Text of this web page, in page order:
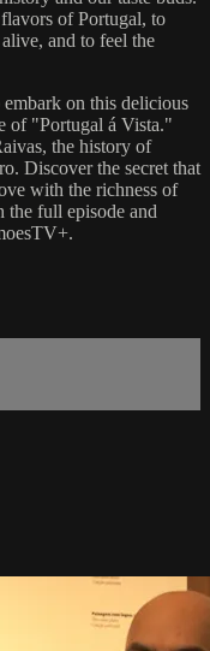
of Portugal, to
and to feel the
on this delicious
of "Portugal á Vista."
the history of
Discover the secret that
with the richness of
the full episode and